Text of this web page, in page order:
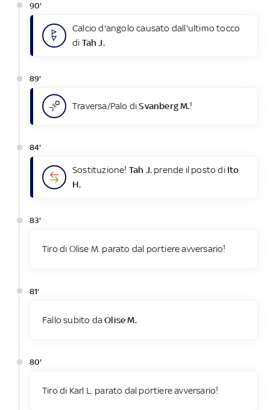
90'
Calcio d'angolo causato dall'ultimo tocco
di Tah J.
89'
Traversa/Palo diSvanberg M.!
84'
Sostituzione! Tah J. prende il posto di Ito
H.
83'
Tiro di Olise M. parato dal portiere avversario!
81'
Fallo subito daOlise M.
80'
Tiro di Karl L. parato dal portiere avversario!